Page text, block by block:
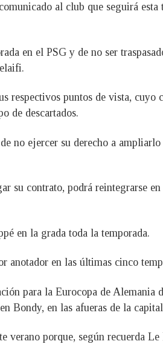
al club que seguirá
en el PSG y de no ser
respectivos puntos de vista, cuyo
de descartados.
no ejercer su derecho a
su contrato, podrá reintegrarse
en la grada toda la temporada.
en las últimas cinco
para la Eurocopa de
Bondy, en las afueras de la
verano porque, según recuerda